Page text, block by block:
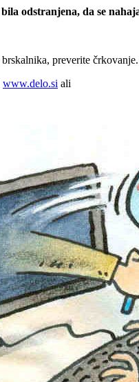
odstranjena, da se
preverite črkovanje.
www.delo.si ali